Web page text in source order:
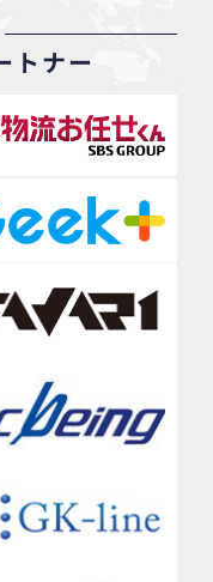
トナー